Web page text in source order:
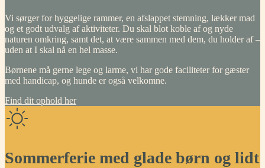
Vi sørger for hyggelige rammer, en afslappet stemning, lækker mad
og et godt udvalg af aktiviteter. Du skal blot koble af og nyde
naturen omkring, samt det, at være sammen med dem, du holder af –
uden at I skal nå en hel masse.
Børnene må gerne lege og larme, vi har gode faciliteter for gæster
med handicap, og hunde er også velkomne.
Find dit ophold her
Sommerferie med glade børn og lidt